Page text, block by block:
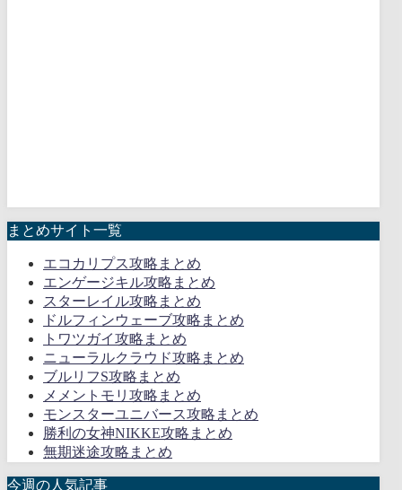
まとめサイト一覧
エコカリプス攻略まとめ
エンゲージキル攻略まとめ
スターレイル攻略まとめ
ドルフィンウェーブ攻略まとめ
トワツガイ攻略まとめ
ニューラルクラウド攻略まとめ
ブルリフS攻略まとめ
メメントモリ攻略まとめ
モンスターユニバース攻略まとめ
勝利の女神NIKKE攻略まとめ
無期迷途攻略まとめ
今週の人気記事